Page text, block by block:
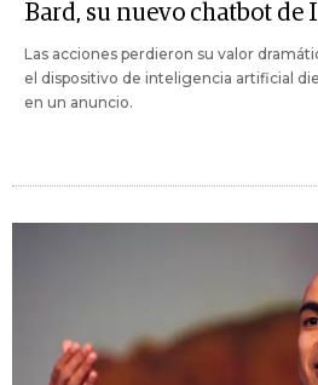
Bard, su nuevo chatbot de
Las acciones perdieron su valor
el dispositivo de inteligencia artificial
en un anuncio.